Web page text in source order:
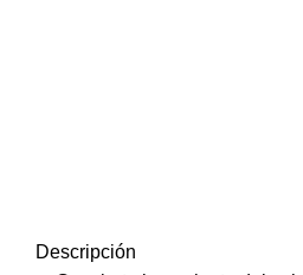
Descripción